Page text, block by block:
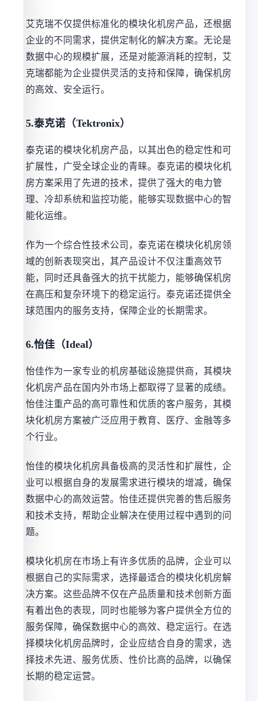
艾克瑞不仅提供标准化的模块化机房产品，还根据
企业的不同需求，提供定制化的解决方案。无论是
数据中心的规模扩展，还是对能源消耗的控制，艾
克瑞都能为企业提供灵活的支持和保障，确保机房
的高效、安全运行。
5.泰克诺（Tektronix）
泰克诺的模块化机房产品，以其出色的稳定性和可
扩展性，广受全球企业的青睐。泰克诺的模块化机
房方案采用了先进的技术，提供了强大的电力管
理、冷却系统和监控功能，能够实现数据中心的智
能化运维。
作为一个综合性技术公司，泰克诺在模块化机房领
域的创新表现突出，其产品设计不仅注重高效节
能，同时还具备强大的抗干扰能力，能够确保机房
在高压和复杂环境下的稳定运行。泰克诺还提供全
球范围内的服务支持，保障企业的长期需求。
6.怡佳（Ideal）
怡佳作为一家专业的机房基础设施提供商，其模块
化机房产品在国内外市场上都取得了显著的成绩。
怡佳注重产品的高可靠性和优质的客户服务，其模
块化机房方案被广泛应用于教育、医疗、金融等多
个行业。
怡佳的模块化机房具备极高的灵活性和扩展性，企
业可以根据自身的发展需求进行模块的增减，确保
数据中心的高效运营。怡佳还提供完善的售后服务
和技术支持，帮助企业解决在使用过程中遇到的问
题。
模块化机房在市场上有许多优质的品牌，企业可以
根据自己的实际需求，选择最适合的模块化机房解
决方案。这些品牌不仅在产品质量和技术创新方面
有着出色的表现，同时也能够为客户提供全方位的
服务保障，确保数据中心的高效、稳定运行。在选
择模块化机房品牌时，企业应结合自身的需求，选
择技术先进、服务优质、性价比高的品牌，以确保
长期的稳定运营。